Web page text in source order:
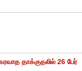
தாக்குதலில் 26 பேர்